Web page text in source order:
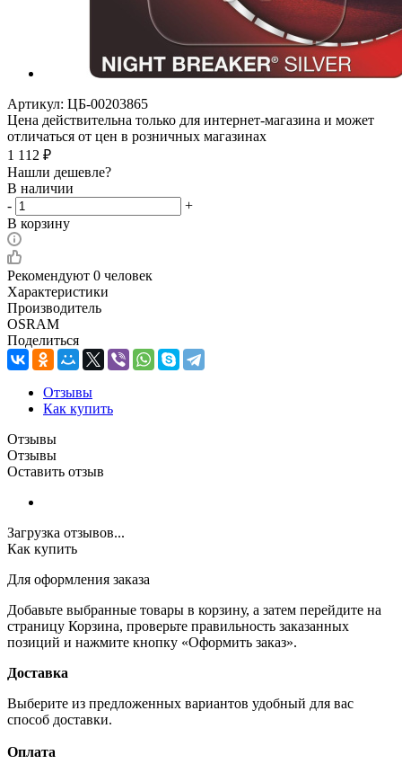
Артикул: ЦБ-00203865
Цена действительна только для интернет-магазина и может
отличаться от цен в розничных магазинах
1 112 ₽
Нашли дешевле?
В наличии
-
+
В корзину
Рекомендуют 0 человек
Характеристики
Производитель
OSRAM
Поделиться
Отзывы
Как купить
Отзывы
Отзывы
Оставить отзыв
Загрузка отзывов...
Как купить
Для оформления заказа
Добавьте выбранные товары в корзину, а затем перейдите на
страницу Корзина, проверьте правильность заказанных
позиций и нажмите кнопку «Оформить заказ».
Доставка
Выберите из предложенных вариантов удобный для вас
способ доставки.
Оплата